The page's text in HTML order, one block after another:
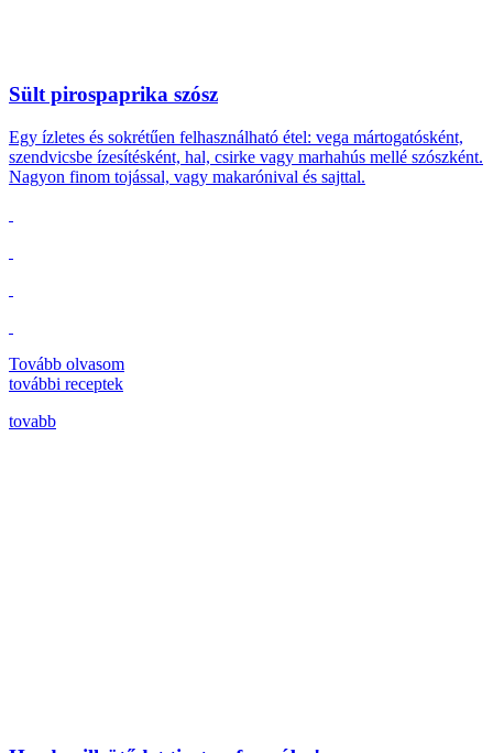
Sült pirospaprika szósz
Egy ízletes és sokrétűen felhasználható étel: vega mártogatósként,
szendvicsbe ízesítésként, hal, csirke vagy marhahús mellé szószként.
Nagyon finom tojással, vagy makarónival és sajttal.
Tovább olvasom
további receptek
tovabb